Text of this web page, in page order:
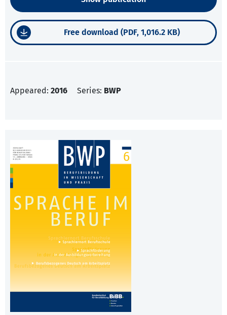
Free download (PDF, 1,016.2 KB)
Appeared: 2016 Series: BWP